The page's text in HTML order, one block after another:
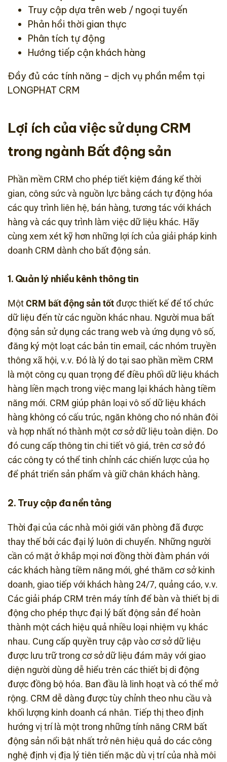
Truy cập dựa trên web / ngoại tuyến
Phản hồi thời gian thực
Phân tích tự động
Hướng tiếp cận khách hàng
Đầy đủ các tính năng – dịch vụ phần mềm tại
LONGPHAT CRM
Lợi ích của việc sử dụng CRM
trong ngành Bất động sản
Phần mềm CRM cho phép tiết kiệm đáng kể thời
gian, công sức và nguồn lực bằng cách tự động hóa
các quy trình liên hệ, bán hàng, tương tác với khách
hàng và các quy trình làm việc dữ liệu khác. Hãy
cùng xem xét kỹ hơn những lợi ích của giải pháp kinh
doanh CRM dành cho bất động sản.
1. Quản lý nhiều kênh thông tin
MộtCRM bất động sảntốtđược thiết kế để tổ chức
dữ liệu đến từ các nguồn khác nhau. Người mua bất
động sản sử dụng các trang web và ứng dụng vô số,
đăng ký một loạt các bản tin email, các nhóm truyền
thông xã hội, v.v. Đó là lý do tại sao phần mềm CRM
là một công cụ quan trọng để điều phối dữ liệu khách
hàng liền mạch trong việc mang lại khách hàng tiềm
năng mới. CRM giúp phân loại vô số dữ liệu khách
hàng không có cấu trúc, ngăn không cho nó nhân đôi
và hợp nhất nó thành một cơ sở dữ liệu toàn diện. Do
đó cung cấp thông tin chi tiết vô giá, trên cơ sở đó
các công ty có thể tinh chỉnh các chiến lược của họ
để phát triển sản phẩm và giữ chân khách hàng.
2. Truy cập đa nền tảng
Thời đại của các nhà môi giới văn phòng đã được
thay thế bởi các đại lý luôn di chuyển. Những người
cần có mặt ở khắp mọi nơi đồng thời đàm phán với
các khách hàng tiềm năng mới, ghé thăm cơ sở kinh
doanh, giao tiếp với khách hàng 24/7, quảng cáo, v.v.
Các giải pháp CRM trên máy tính để bàn và thiết bị di
động cho phép thực đại lý bất động sản để hoàn
thành một cách hiệu quả nhiều loại nhiệm vụ khác
nhau. Cung cấp quyền truy cập vào cơ sở dữ liệu
được lưu trữ trong cơ sở dữ liệu đám mây với giao
diện người dùng dễ hiểu trên các thiết bị di động
được đồng bộ hóa. Ban đầu là linh hoạt và có thể mở
rộng. CRM dễ dàng được tùy chỉnh theo nhu cầu và
khối lượng kinh doanh cá nhân. Tiếp thị theo định
hướng vị trí là một trong những tính năng CRM bất
động sản nổi bật nhất trở nên hiệu quả do các công
nghệ định vị địa lý tiên tiến mặc dù vị trí của nhà môi